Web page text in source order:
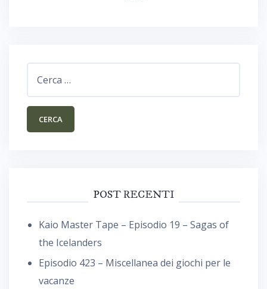
POST RECENTI
Kaio Master Tape – Episodio 19 – Sagas of
the Icelanders
Episodio 423 – Miscellanea dei giochi per le
vacanze